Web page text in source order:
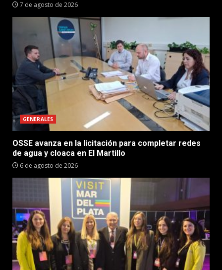
7 de agosto de 2026
GENERALES
OSSE avanza en la licitación para completar redes
de agua y cloaca en El Martillo
6 de agosto de 2026